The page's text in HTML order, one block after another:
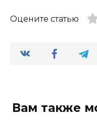
Оцените статью
Вам также